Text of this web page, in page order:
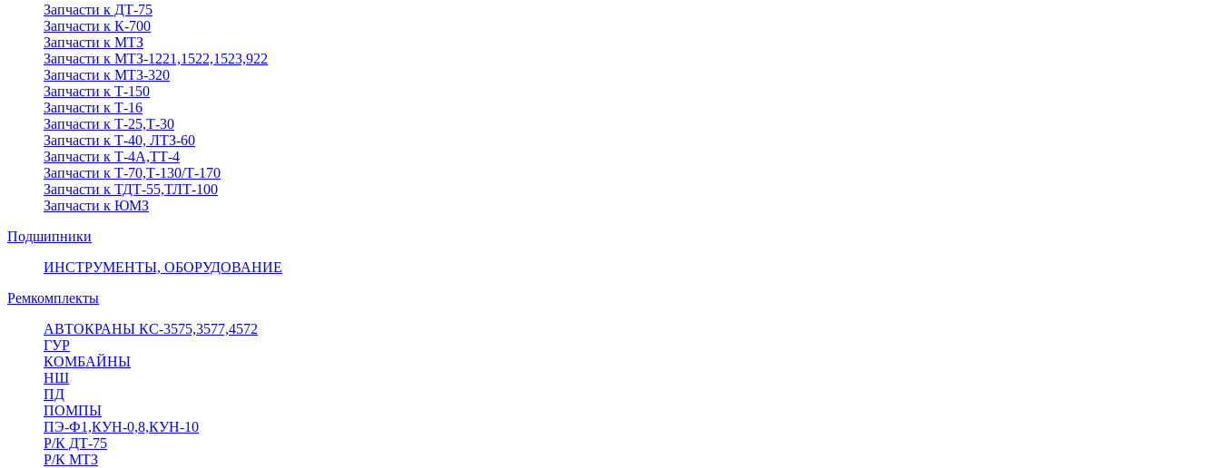
Запчасти к ДТ-75
Запчасти к К-700
Запчасти к МТЗ
Запчасти к МТЗ-1221,1522,1523,922
Запчасти к МТЗ-320
Запчасти к Т-150
Запчасти к Т-16
Запчасти к Т-25,Т-30
Запчасти к Т-40, ЛТЗ-60
Запчасти к Т-4А,ТТ-4
Запчасти к Т-70,Т-130/Т-170
Запчасти к ТДТ-55,ТЛТ-100
Запчасти к ЮМЗ
Подшипники
ИНСТРУМЕНТЫ, ОБОРУДОВАНИЕ
Ремкомплекты
АВТОКРАНЫ КС-3575,3577,4572
ГУР
КОМБАЙНЫ
НШ
ПД
ПОМПЫ
ПЭ-Ф1,КУН-0,8,КУН-10
Р/К ДТ-75
Р/К МТЗ